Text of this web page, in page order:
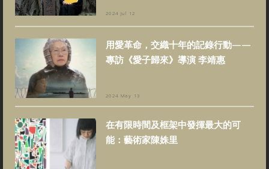
2024 Jul 12
用愛革命，交織十年的記錄行動——
專訪《愛子歸來》導演 李靖惠
2024 May 13
在有限時間及框架中發揮最大的可
能：藝術家陳姝里